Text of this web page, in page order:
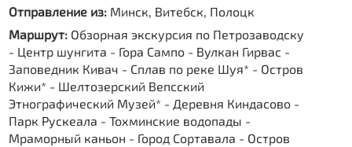
Отправление из: Минск, Витебск, Полоцк
Маршрут: Обзорная экскурсия по Петрозаводску
- Центр шунгита - Гора Сампо - Вулкан Гирвас -
Заповедник Кивач - Сплав по реке Шуя* - Остров
Кижи* - Шелтозерский Вепсский
Этнографический Музей* - Деревня Киндасово -
Парк Рускеала - Тохминские водопады -
Мраморный каньон - Город Сортавала - Остров